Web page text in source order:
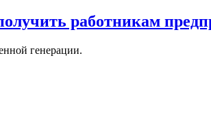
работникам
генерации.